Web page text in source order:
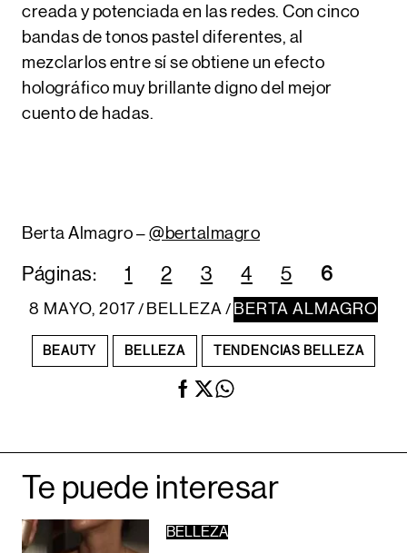
creada y potenciada en las redes. Con cinco
bandas de tonos pastel diferentes, al
mezclarlos entre sí se obtiene un efecto
holográfico muy brillante digno del mejor
cuento de hadas.
Berta Almagro – @bertalmagro
Páginas: 1 2 3 4 5 6
8 MAYO, 2017 / BELLEZA / BERTA ALMAGRO
BEAUTY BELLEZA TENDENCIAS BELLEZA
Te puede interesar
BELLEZA